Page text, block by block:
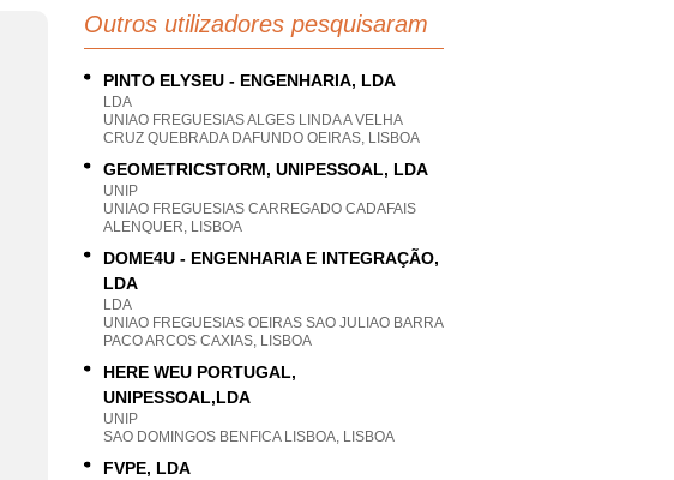
Outros utilizadores pesquisaram
PINTO ELYSEU - ENGENHARIA, LDA
LDA
UNIAO FREGUESIAS ALGES LINDA A VELHA
CRUZ QUEBRADA DAFUNDO OEIRAS, LISBOA
GEOMETRICSTORM, UNIPESSOAL, LDA
UNIP
UNIAO FREGUESIAS CARREGADO CADAFAIS
ALENQUER, LISBOA
DOME4U - ENGENHARIA E INTEGRAÇÃO,
LDA
LDA
UNIAO FREGUESIAS OEIRAS SAO JULIAO BARRA
PACO ARCOS CAXIAS, LISBOA
HERE WEU PORTUGAL,
UNIPESSOAL,LDA
UNIP
SAO DOMINGOS BENFICA LISBOA, LISBOA
FVPE, LDA